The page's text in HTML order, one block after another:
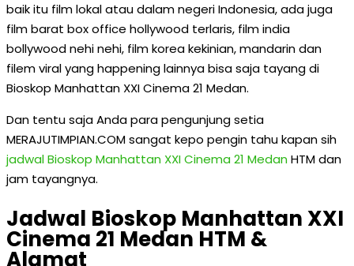
baik itu film lokal atau dalam negeri Indonesia, ada juga
film barat box office hollywood terlaris, film india
bollywood nehi nehi, film korea kekinian, mandarin dan
filem viral yang happening lainnya bisa saja tayang di
Bioskop Manhattan XXI Cinema 21 Medan.
Dan tentu saja Anda para pengunjung setia
MERAJUTIMPIAN.COM sangat kepo pengin tahu kapan sih
jadwal Bioskop Manhattan XXI Cinema 21 Medan HTM dan
jam tayangnya.
Jadwal Bioskop Manhattan XXI
Cinema 21 Medan HTM &
Alamat